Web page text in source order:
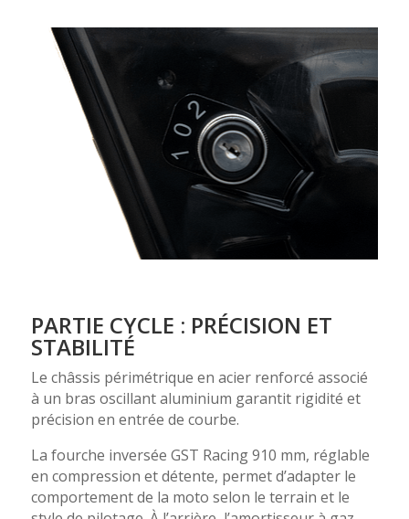
PARTIE CYCLE : PRÉCISION ET
STABILITÉ
Le châssis périmétrique en acier renforcé associé
à un bras oscillant aluminium garantit rigidité et
précision en entrée de courbe.
La fourche inversée GST Racing 910 mm, réglable
en compression et détente, permet d’adapter le
comportement de la moto selon le terrain et le